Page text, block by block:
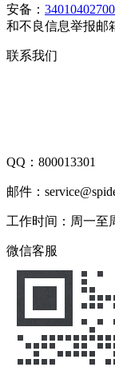
安备：
和不良信息举报邮
联系我们
QQ： 800013301
邮件：
工作时间：周一至
微信客服